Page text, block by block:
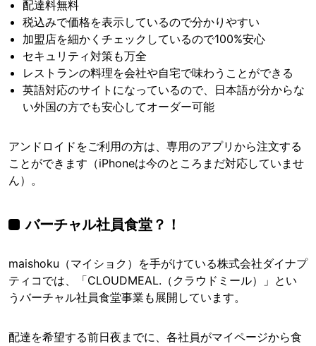
配達料無料
税込みで価格を表示しているので分かりやすい
加盟店を細かくチェックしているので100%安心
セキュリティ対策も万全
レストランの料理を会社や自宅で味わうことができる
英語対応のサイトになっているので、日本語が分からな
い外国の方でも安心してオーダー可能
アンドロイドをご利用の方は、専用のアプリから注文する
ことができます（iPhoneは今のところまだ対応していませ
ん）。
バーチャル社員食堂？！
maishoku（マイショク）を手がけている株式会社ダイナプ
ティコでは、「CLOUDMEAL.（クラウドミール）」とい
うバーチャル社員食堂事業も展開しています。
配達を希望する前日夜までに、各社員がマイページから食